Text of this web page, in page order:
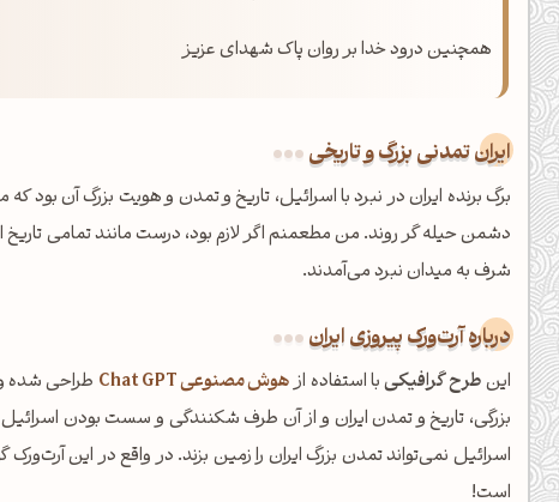
همچنین درود خدا بر روان پاک شهدای عزیز
ایران تمدنی بزرگ و تاریخی
برگ برنده ایران در نبرد با اسرائیل، تاریخ و تمدن و هویت بزرگ آن بود
دشمن حیله گر روند. من مطعمنم اگر لازم بود، درست مانند تمامی
شرف به میدان نبرد می‌آمدند.
درباره آرت‌ورک پیروزی ایران
اینطرح گرافیکیبا استفاده ازهوش مصنوعی Chat GPT طراحی شده
بزرگی، تاریخ و تمدن ایران و از آن طرف شکنندگی و سست بودن
اسرائیل نمی‌تواند تمدن بزرگ ایران را زمین بزند. در واقع در این
است!
شبت بخیر❤️
کپل‌آرت رو دنبال کن!
کانال تلگرام
اینستاگرام
کانال ایــتا
کانال بلـــه